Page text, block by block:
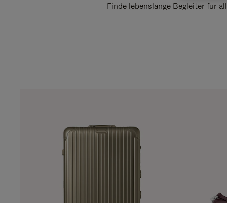
Finde lebenslange Begleiter für